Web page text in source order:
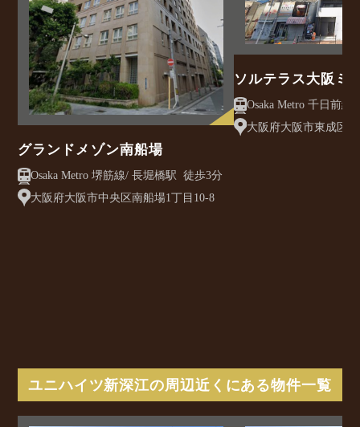
グランドメゾン南船場
Osaka Metro 堺筋線/ 長堀橋駅 徒歩3分
大阪府大阪市中央区南船場1丁目10-8
ソルテラス大阪ミ
クレアスト
大阪府大阪市東成区
ユニハイツ新深江の周辺近くにある物件一覧